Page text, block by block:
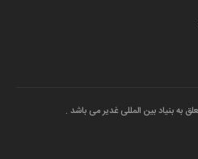
به بنیاد بین المللی غدیر می باشد .